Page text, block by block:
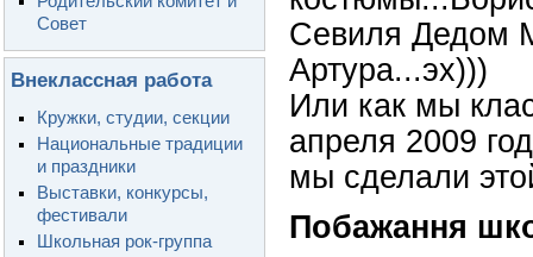
Совет
Внеклассная работа
Кружки, студии, секции
Национальные традиции
и праздники
Выставки, конкурсы,
фестивали
Школьная рок-группа
Севиля Дедом
Артура...эх)))
Или как мы
апреля 2009
мы сделали
Побажання